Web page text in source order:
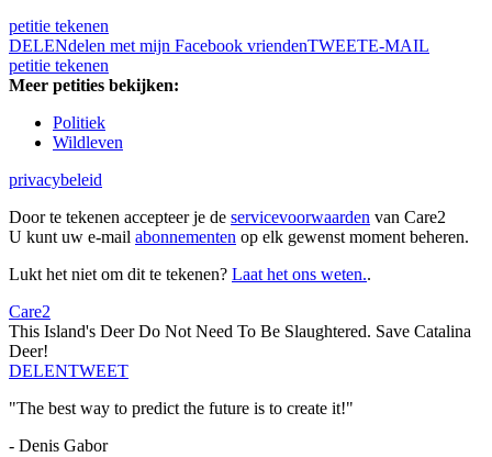
petitie tekenen
DELENdelen met mijn Facebook vriendenTWEETE-MAIL
petitie tekenen
Meer petities bekijken:
Politiek
Wildleven
privacybeleid
Door te tekenen accepteer je de servicevoorwaarden van Care2
U kunt uw e-mail abonnementen op elk gewenst moment beheren.
Lukt het niet om dit te tekenen? Laat het ons weten..
Care2
This Island's Deer Do Not Need To Be Slaughtered. Save Catalina
Deer!
DELENTWEET
"The best way to predict the future is to create it!"
- Denis Gabor